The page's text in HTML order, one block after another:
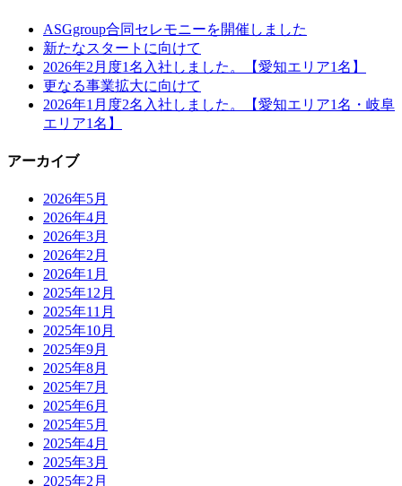
ASGgroup合同セレモニーを開催しました
新たなスタートに向けて
2026年2月度1名入社しました。【愛知エリア1名】
更なる事業拡大に向けて
2026年1月度2名入社しました。【愛知エリア1名・岐阜
エリア1名】
アーカイブ
2026年5月
2026年4月
2026年3月
2026年2月
2026年1月
2025年12月
2025年11月
2025年10月
2025年9月
2025年8月
2025年7月
2025年6月
2025年5月
2025年4月
2025年3月
2025年2月